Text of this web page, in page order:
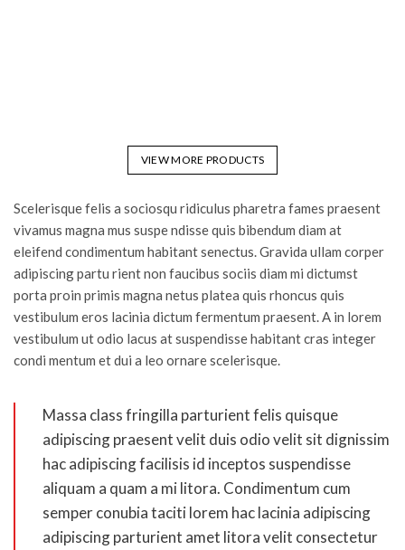
VIEW MORE PRODUCTS
Scelerisque felis a sociosqu ridiculus pharetra fames praesent
vivamus magna mus suspe ndisse quis bibendum diam at
eleifend condimentum habitant senectus. Gravida ullam corper
adipiscing partu rient non faucibus sociis diam mi dictumst
porta proin primis magna netus platea quis rhoncus quis
vestibulum eros lacinia dictum fermentum praesent. A in lorem
vestibulum ut odio lacus at suspendisse habitant cras integer
condi mentum et dui a leo ornare scelerisque.
Massa class fringilla parturient felis quisque
adipiscing praesent velit duis odio velit sit dignissim
hac adipiscing facilisis id inceptos suspendisse
aliquam a quam a mi litora. Condimentum cum
semper conubia taciti lorem hac lacinia adipiscing
adipiscing parturient amet litora velit consectetur